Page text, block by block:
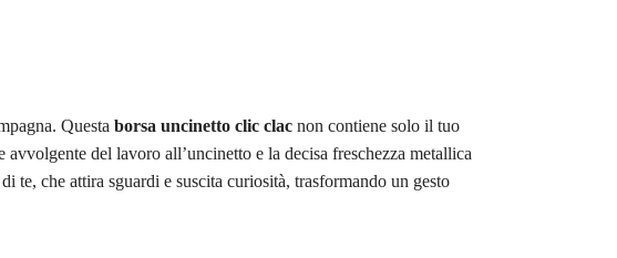
Questa borsa uncinetto clic clacnon contiene solo il tuo
avvolgente del lavoro all’uncinetto e la decisa freschezza metallica
te, che attira sguardi e suscita curiosità, trasformando un gesto